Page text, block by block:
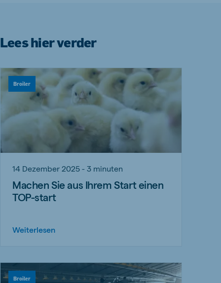
Lees hier verder
Broiler
14 Dezember 2025 - 3 minuten
Machen Sie aus Ihrem Start einen
TOP-start
Weiterlesen
Broiler